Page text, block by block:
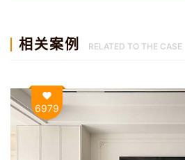
相关案例 RELATED TO THE CASE
6979